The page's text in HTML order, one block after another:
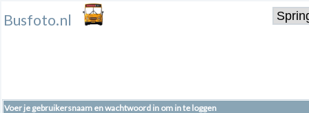
Busfoto.nl
Voer je gebruikersnaam en wachtwoord in om in te loggen